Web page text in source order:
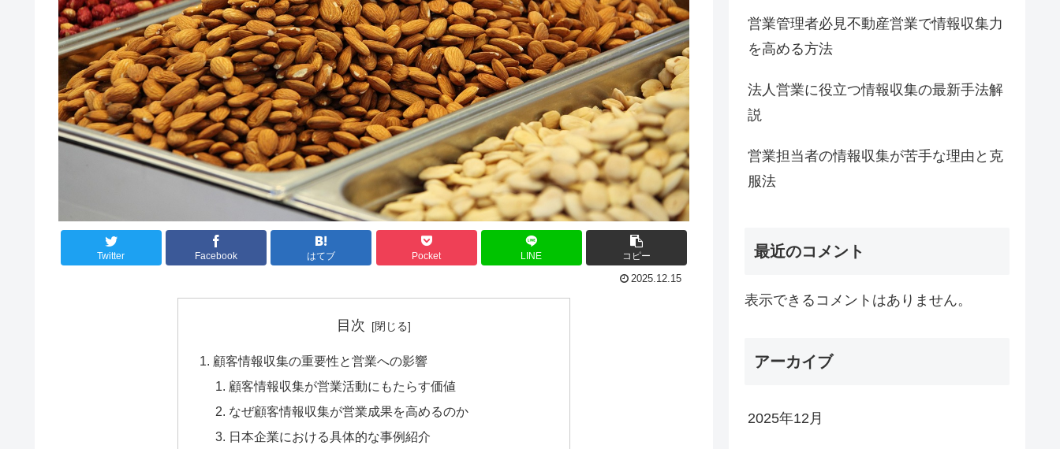
Twitter Facebook はてブ Pocket LINE コピー
2025.12.15
目次
顧客情報収集の重要性と営業への影響
顧客情報収集が営業活動にもたらす価値
なぜ顧客情報収集が営業成果を高めるのか
日本企業における具体的な事例紹介
営業管理者必見不動産営業で情報収集力
を高める方法
法人営業に役立つ情報収集の最新手法解
説
営業担当者の情報収集が苦手な理由と克
服法
最近のコメント
表示できるコメントはありません。
アーカイブ
2025年12月